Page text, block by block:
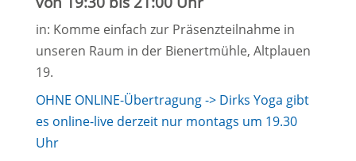
in: Komme einfach zur Präsenzteilnahme in
unseren Raum in der Bienertmühle, Altplauen
19.
OHNE ONLINE-Übertragung -> Dirks Yoga gibt
es online-live derzeit nur montags um 19.30
Uhr